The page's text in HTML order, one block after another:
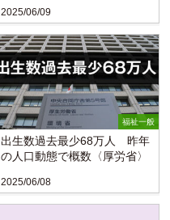
2025/06/09
福祉一般
出生数過去最少68万人 昨年
の人口動態で概数〈厚労省〉
2025/06/08